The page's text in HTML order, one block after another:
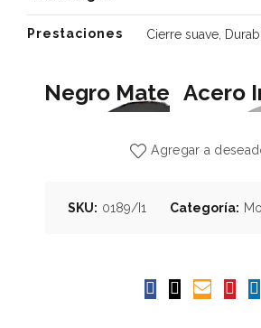
Prestaciones Cierre suave
Negro Mate Acero
Agregar a
SKU: 0189/I1 Categoría: